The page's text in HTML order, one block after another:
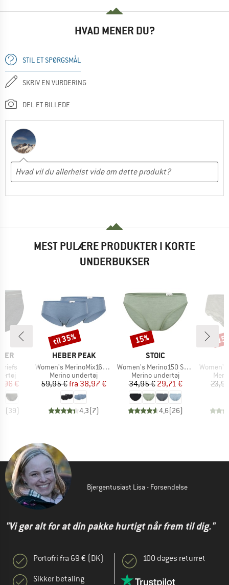
HVAD MENER DU?
STIL ET SPØRGSMÅL
SKRIV EN VURDERING
DEL ET BILLEDE
MEST PULÆRE PRODUKTER I KORTE
UNDERBUKSER
pris
€
(39)
MÆRKE
HEBER PEAK
Artikel
Women's MerinoMix165 PineconeHe. Hipster 2-Pack
Produktgruppe
Merino undertøj
Pris
59,95 € Nedsat pris
fra 38,97 €
4,3(7)
Rabat
til 35%
MÆRKE
STOIC
Artikel
Women's Merino150 SadjemSt. Brief
Produktgruppe
Merino undertøj
Pris
34,95 €Nedsat pris
29,71 €
4,6(26)
Rabat
15%
Artikel
Bjergentusiast Lisa - Forsendelse
"Vi gør alt for at din pakke hurtigt når frem til dig."
Portofri fra 69 € (DK)
Sikker betaling
100 dages returret